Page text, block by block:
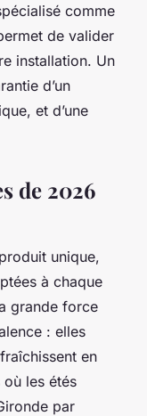
comme
de valider
installation. Un
d’un
et d’une
de 2026
unique,
à chaque
grande force
: elles
en
les étés
par